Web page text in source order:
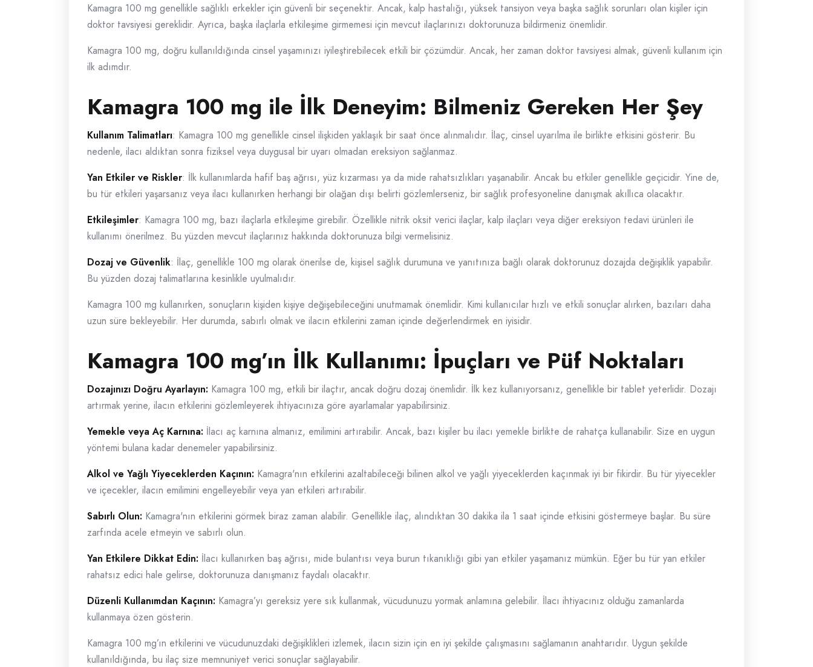
Kamagra 100 mg genellikle sağlıklı erkekler için güvenli bir seçenektir. Ancak, kalp hastalığı, yüksek tansiyon veya başka sağlık sorunları olan kişiler için
doktor tavsiyesi gereklidir. Ayrıca, başka ilaçlarla etkileşime girmemesi için mevcut ilaçlarınızı doktorunuza bildirmeniz önemlidir.
Kamagra 100 mg, doğru kullanıldığında cinsel yaşamınızı iyileştirebilecek etkili bir çözümdür. Ancak, her zaman doktor tavsiyesi almak, güvenli kullanım için
ilk adımdır.
Kamagra 100 mg ile İlk Deneyim: Bilmeniz Gereken Her Şey
Kullanım Talimatları: Kamagra 100 mg genellikle cinsel ilişkiden yaklaşık bir saat önce alınmalıdır. İlaç, cinsel uyarılma ile birlikte etkisini gösterir. Bu
nedenle, ilacı aldıktan sonra fiziksel veya duygusal bir uyarı olmadan ereksiyon sağlanmaz.
Yan Etkiler ve Riskler: İlk kullanımlarda hafif baş ağrısı, yüz kızarması ya da mide rahatsızlıkları yaşanabilir. Ancak bu etkiler genellikle geçicidir. Yine de,
bu tür etkileri yaşarsanız veya ilacı kullanırken herhangi bir olağan dışı belirti gözlemlerseniz, bir sağlık profesyoneline danışmak akıllıca olacaktır.
Etkileşimler: Kamagra 100 mg, bazı ilaçlarla etkileşime girebilir. Özellikle nitrik oksit verici ilaçlar, kalp ilaçları veya diğer ereksiyon tedavi ürünleri ile
kullanımı önerilmez. Bu yüzden mevcut ilaçlarınız hakkında doktorunuza bilgi vermelisiniz.
Dozaj ve Güvenlik: İlaç, genellikle 100 mg olarak önerilse de, kişisel sağlık durumuna ve yanıtınıza bağlı olarak doktorunuz dozajda değişiklik yapabilir.
Bu yüzden dozaj talimatlarına kesinlikle uyulmalıdır.
Kamagra 100 mg kullanırken, sonuçların kişiden kişiye değişebileceğini unutmamak önemlidir. Kimi kullanıcılar hızlı ve etkili sonuçlar alırken, bazıları daha
uzun süre bekleyebilir. Her durumda, sabırlı olmak ve ilacın etkilerini zaman içinde değerlendirmek en iyisidir.
Kamagra 100 mg’ın İlk Kullanımı: İpuçları ve Püf Noktaları
Dozajınızı Doğru Ayarlayın: Kamagra 100 mg, etkili bir ilaçtır, ancak doğru dozaj önemlidir. İlk kez kullanıyorsanız, genellikle bir tablet yeterlidir. Dozajı
artırmak yerine, ilacın etkilerini gözlemleyerek ihtiyacınıza göre ayarlamalar yapabilirsiniz.
Yemekle veya Aç Karnına: İlacı aç karnına almanız, emilimini artırabilir. Ancak, bazı kişiler bu ilacı yemekle birlikte de rahatça kullanabilir. Size en uygun
yöntemi bulana kadar denemeler yapabilirsiniz.
Alkol ve Yağlı Yiyeceklerden Kaçının: Kamagra'nın etkilerini azaltabileceği bilinen alkol ve yağlı yiyeceklerden kaçınmak iyi bir fikirdir. Bu tür yiyecekler
ve içecekler, ilacın emilimini engelleyebilir veya yan etkileri artırabilir.
Sabırlı Olun: Kamagra'nın etkilerini görmek biraz zaman alabilir. Genellikle ilaç, alındıktan 30 dakika ila 1 saat içinde etkisini göstermeye başlar. Bu süre
zarfında acele etmeyin ve sabırlı olun.
Yan Etkilere Dikkat Edin: İlacı kullanırken baş ağrısı, mide bulantısı veya burun tıkanıklığı gibi yan etkiler yaşamanız mümkün. Eğer bu tür yan etkiler
rahatsız edici hale gelirse, doktorunuza danışmanız faydalı olacaktır.
Düzenli Kullanımdan Kaçının: Kamagra’yı gereksiz yere sık kullanmak, vücudunuzu yormak anlamına gelebilir. İlacı ihtiyacınız olduğu zamanlarda
kullanmaya özen gösterin.
Kamagra 100 mg’ın etkilerini ve vücudunuzdaki değişiklikleri izlemek, ilacın sizin için en iyi şekilde çalışmasını sağlamanın anahtarıdır. Uygun şekilde
kullanıldığında, bu ilaç size memnuniyet verici sonuçlar sağlayabilir.